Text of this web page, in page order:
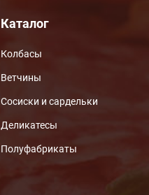
Каталог
Колбасы
Ветчины
Сосиски и сардельки
Деликатесы
Полуфабрикаты